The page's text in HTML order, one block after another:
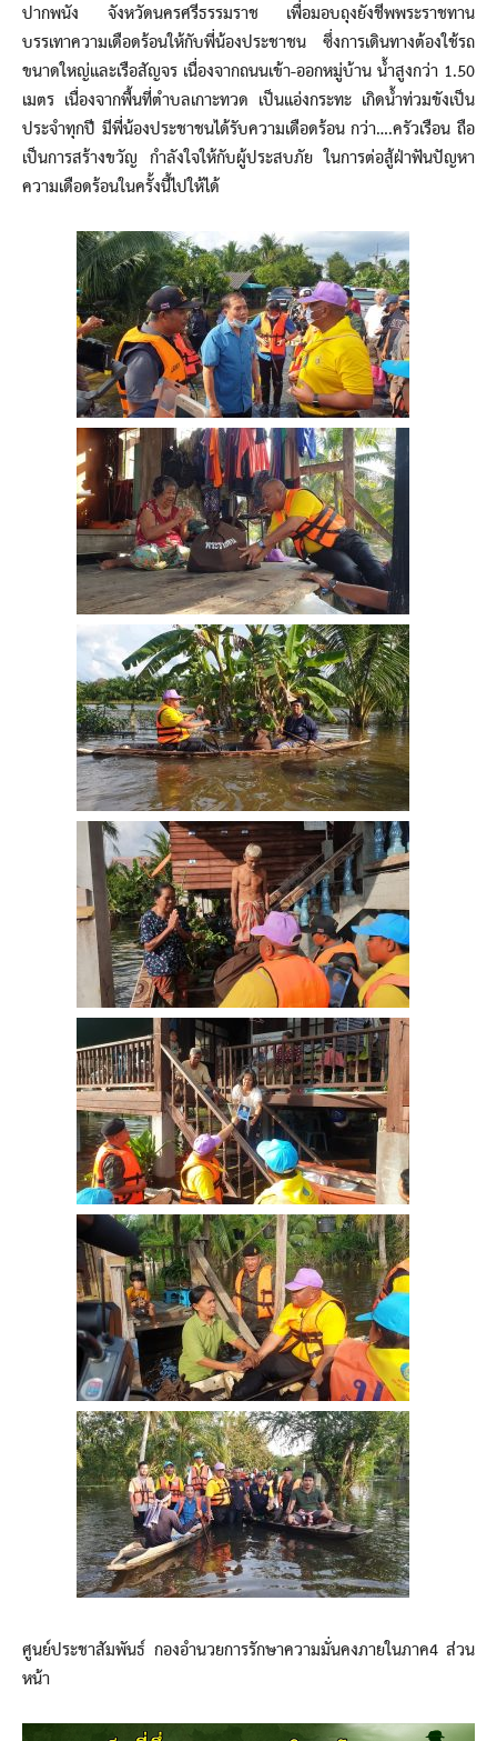
ปากพนัง จังหวัดนครศรีธรรมราช เพื่อมอบถุงยังชีพพระราชทาน
บรรเทาความเดือดร้อนให้กับพี่น้องประชาชน ซึ่งการเดินทางต้องใช้รถ
ขนาดใหญ่และเรือสัญจร เนื่องจากถนนเข้า-ออกหมู่บ้าน น้ำสูงกว่า 1.50
เมตร เนื่องจากพื้นที่ตำบลเกาะทวด เป็นแอ่งกระทะ เกิดน้ำท่วมขังเป็น
ประจำทุกปี มีพี่น้องประชาชนได้รับความเดือดร้อน กว่า….ครัวเรือน ถือ
เป็นการสร้างขวัญ กำลังใจให้กับผู้ประสบภัย ในการต่อสู้ฝ่าฟันปัญหา
ความเดือดร้อนในครั้งนี้ไปให้ได้
ศูนย์ประชาสัมพันธ์ กองอำนวยการรักษาความมั่นคงภายในภาค4 ส่วน
หน้า